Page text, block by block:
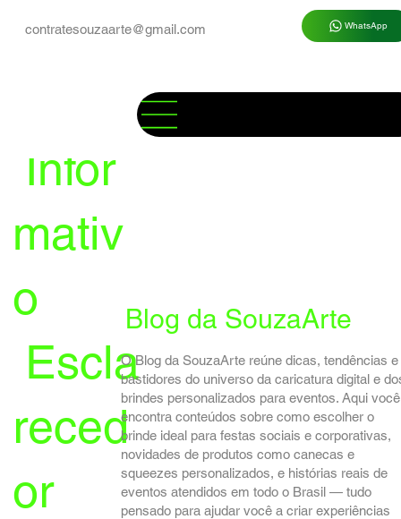
contratesouzaarte@gmail.com WhatsApp
Infor
mativ
o
Escla
reced
or
Blog da SouzaArte
O Blog da SouzaArte reúne dicas, tendências e
bastidores do universo da caricatura digital e
brindes personalizados para eventos. Aqui você
encontra conteúdos sobre como escolher o
brinde ideal para festas sociais e corporativas,
novidades de produtos como canecas e
squeezes personalizados, e histórias reais de
eventos atendidos em todo o Brasil — tudo
pensado para ajudar você a criar experiências